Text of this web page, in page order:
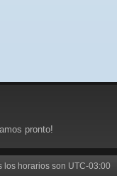
pronto!
los horarios son UTC-03:00